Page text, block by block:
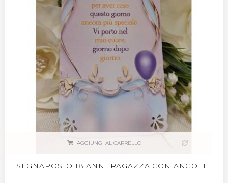
AGGIUNGI AL CARRELLO
SEGNAPOSTO 18 ANNI RAGAZZA CON ANGOLI...